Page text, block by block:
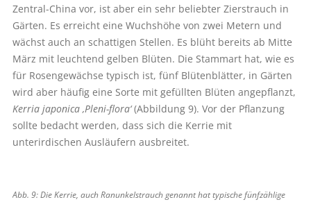
Zentral-China vor, ist aber ein sehr beliebter Zierstrauch in
Gärten. Es erreicht eine Wuchshöhe von zwei Metern und
wächst auch an schattigen Stellen. Es blüht bereits ab Mitte
März mit leuchtend gelben Blüten. Die Stammart hat, wie es
für Rosengewächse typisch ist, fünf Blütenblätter, in Gärten
wird aber häufig eine Sorte mit gefüllten Blüten angepflanzt,
Kerria japonica ‚Pleni-flora‘(Abbildung 9). Vor der Pflanzung
sollte bedacht werden, dass sich die Kerrie mit
unterirdischen Ausläufern ausbreitet.
Abb. 9: Die Kerrie, auch Ranunkelstrauch genannt hat typische fünfzählige